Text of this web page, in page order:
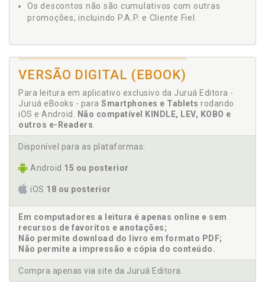
Os descontos não são cumulativos com outras
promoções, incluindo P.A.P. e Cliente Fiel.
VERSÃO DIGITAL (EBOOK)
Para leitura em aplicativo exclusivo da Juruá Editora -
Juruá eBooks - para Smartphones e Tablets rodando
iOS e Android.
Não compatível KINDLE, LEV, KOBO e
outros e-Readers
Disponível para as plataformas:
Android 15 ou posterior
iOS 18 ou posterior
Em computadores a leitura é apenas online e sem
recursos de favoritos e anotações;
Não permite download do livro em formato PDF;
Não permite a impressão e cópia do conteúdo.
Compra apenas via site da Juruá Editora.